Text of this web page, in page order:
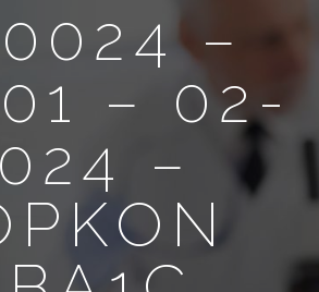
–
– 02-
–